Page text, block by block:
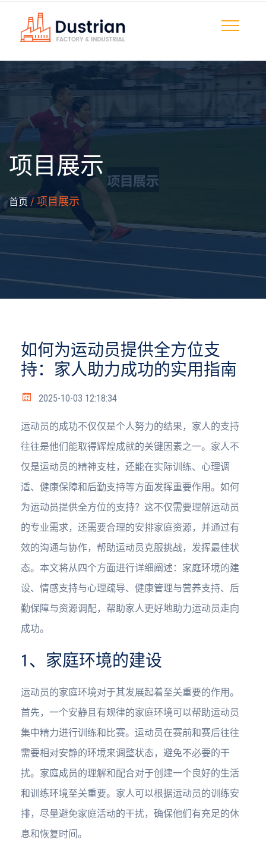
项目展示
首页 / 项目展示
如何为运动员提供全方位支
持：家人助力成功的实用指南
2025-10-03 12:18:34
运动员的成功不仅仅是个人努力的结果，家人的支持
往往是他们能取得辉煌成就的关键因素之一。家人不
仅是运动员的精神支柱，还能在实际训练、心理调
适、健康保障和后勤支持等方面发挥重要作用。如何
为运动员提供全方位的支持？这不仅需要理解运动员
的专业需求，还需要合理的安排家庭资源，并通过有
效的沟通与协作，帮助运动员克服挑战，发挥最佳状
态。本文将从四个方面进行详细阐述：家庭环境的建
设、情感支持与心理疏导、健康管理与营养支持、后
勤保障与资源调配，帮助家人更好地助力运动员走向
成功。
1、家庭环境的建设
运动员的家庭环境对于其发展起着至关重要的作用。
首先，一个安静且有规律的家庭环境可以帮助运动员
集中精力进行训练和比赛。运动员在赛前和赛后往往
需要相对安静的环境来调整状态，避免不必要的干
扰。家庭成员的理解和配合对于创建一个良好的生活
和训练环境至关重要。家人可以根据运动员的训练安
排，尽量避免家庭活动的干扰，确保他们有充足的休
息和恢复时间。